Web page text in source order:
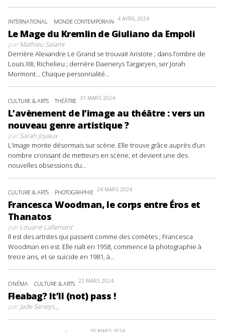
INTERNATIONAL MONDE CONTEMPORAIN 4 AVRIL 2024
Le Mage du Kremlin de Giuliano da Empoli
parMathieu Salami
Derrière Alexandre Le Grand se trouvait Aristote ; dans l’ombre de
Louis XIII, Richelieu ; derrière Daenerys Targaryen, ser Jorah
Mormont… Chaque personnalité...
CULTURE & ARTS THÉÂTRE 31 MARS 2024
L’avènement de l’image au théâtre : vers un
nouveau genre artistique ?
parSarah Joyaux
L’image monte désormais sur scène. Elle trouve grâce auprès d’un
nombre croissant de metteurs en scène, et devient une des
nouvelles obsessions du...
CULTURE & ARTS PHOTOGRAPHIE 24 MARS 2024
Francesca Woodman, le corps entre Éros et
Thanatos
parLouane Lallemant
Il est des artistes qui passent comme des comètes ; Francesca
Woodman en est. Elle naît en 1958, commence la photographie à
treize ans, et se suicide en 1981, à...
CINÉMA CULTURE & ARTS 22 MARS 2024
Fleabag? It’ll (not) pass !
parJade Serieys...